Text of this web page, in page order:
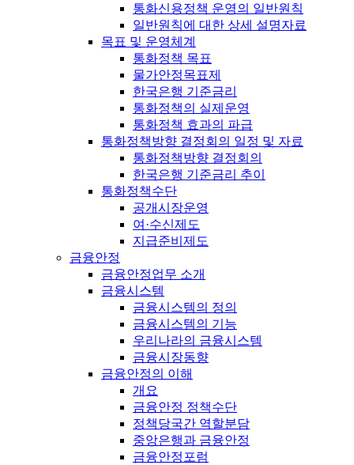
통화신용정책 운영의 일반원칙
일반원칙에 대한 상세 설명자료
목표 및 운영체계
통화정책 목표
물가안정목표제
한국은행 기준금리
통화정책의 실제운영
통화정책 효과의 파급
통화정책방향 결정회의 일정 및 자료
통화정책방향 결정회의
한국은행 기준금리 추이
통화정책수단
공개시장운영
여·수신제도
지급준비제도
금융안정
금융안정업무 소개
금융시스템
금융시스템의 정의
금융시스템의 기능
우리나라의 금융시스템
금융시장동향
금융안정의 이해
개요
금융안정 정책수단
정책당국간 역할분담
중앙은행과 금융안정
금융안정포럼